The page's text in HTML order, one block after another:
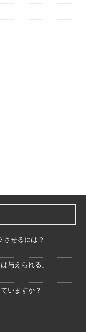
させるには？
与えられる。
いますか？